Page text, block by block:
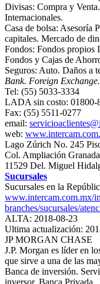
Divisas: Compra y
Internacionales.
Casa de bolsa: Asesoría
capitales. Mercado de
Fondos: Fondos propios
Fondos y Cajas de
Seguros: Auto. Daños a
Bank. Foreign
Tel: (55) 5033-3334
LADA sin costo: 01800-
Fax: (55) 5511-0277
email:
web:
Lago Zúrich No. 245
Col. Ampliación Granada
11529 Del. Miguel
Sucursales
Sucursales en la
www.intercam.com.mx/
branches/sucursales/
ALTA: 2018-08-23
Ultima actualización:
JP MORGAN CHASE
J.P. Morgan es líder en
que sirve a una de las
Banca de inversión.
inversor. Banca Privada.